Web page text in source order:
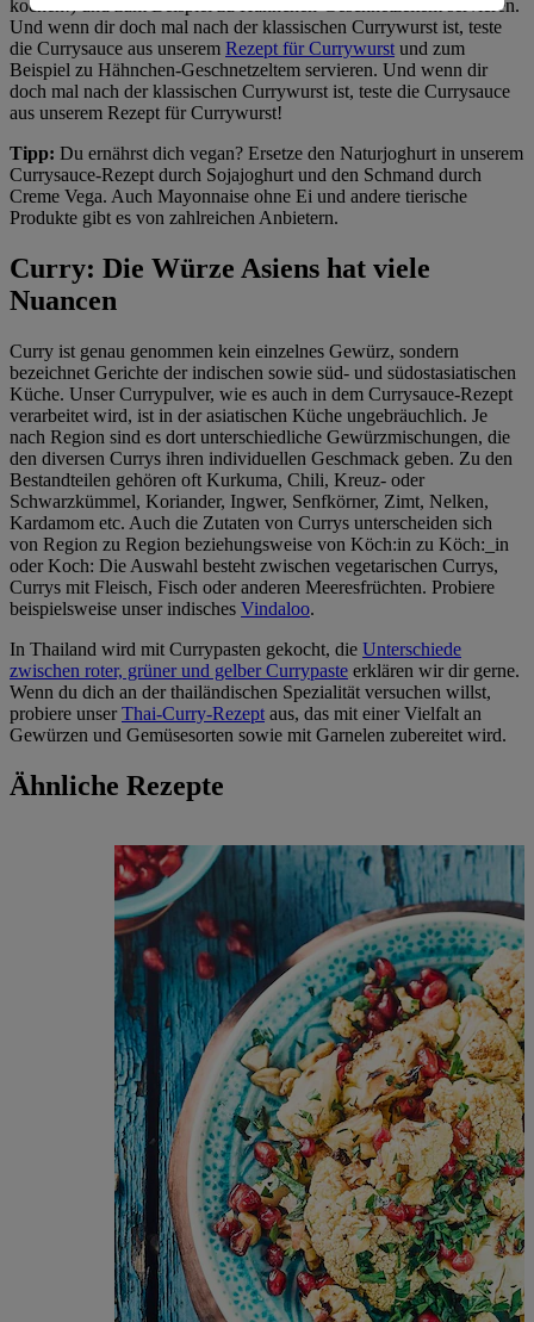
kochen!) und zum Beispiel zu Hähnchen-Geschnetzeltem servieren.
Und wenn dir doch mal nach der klassischen Currywurst ist, teste
die Currysauce aus unserem Rezept für Currywurst und zum
Beispiel zu Hähnchen-Geschnetzeltem servieren. Und wenn dir
doch mal nach der klassischen Currywurst ist, teste die Currysauce
aus unserem Rezept für Currywurst!
Tipp: Du ernährst dich vegan? Ersetze den Naturjoghurt in unserem
Currysauce-Rezept durch Sojajoghurt und den Schmand durch
Creme Vega. Auch Mayonnaise ohne Ei und andere tierische
Produkte gibt es von zahlreichen Anbietern.
Curry: Die Würze Asiens hat viele
Nuancen
Curry ist genau genommen kein einzelnes Gewürz, sondern
bezeichnet Gerichte der indischen sowie süd- und südostasiatischen
Küche. Unser Currypulver, wie es auch in dem Currysauce-Rezept
verarbeitet wird, ist in der asiatischen Küche ungebräuchlich. Je
nach Region sind es dort unterschiedliche Gewürzmischungen, die
den diversen Currys ihren individuellen Geschmack geben. Zu den
Bestandteilen gehören oft Kurkuma, Chili, Kreuz- oder
Schwarzkümmel, Koriander, Ingwer, Senfkörner, Zimt, Nelken,
Kardamom etc. Auch die Zutaten von Currys unterscheiden sich
von Region zu Region beziehungsweise von Köch:in zu Köch:_in
oder Koch: Die Auswahl besteht zwischen vegetarischen Currys,
Currys mit Fleisch, Fisch oder anderen Meeresfrüchten. Probiere
beispielsweise unser indisches Vindaloo.
In Thailand wird mit Currypasten gekocht, die Unterschiede
zwischen roter, grüner und gelber Currypaste erklären wir dir gerne.
Wenn du dich an der thailändischen Spezialität versuchen willst,
probiere unserThai-Curry-Rezept aus, das mit einer Vielfalt an
Gewürzen und Gemüsesorten sowie mit Garnelen zubereitet wird.
Ähnliche Rezepte
Informationen zum Herausgeber der Seite findest du
imImpressum